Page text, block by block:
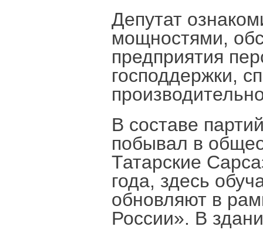
Депутат
мощностями,
предприятия
господдержки,
В составе
побывал в
Татарские
года, здесь
обновляют в
России». В